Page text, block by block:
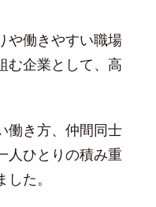
や働きやすい職場
む企業として、高
働き方、仲間同士
人ひとりの積み重
た。